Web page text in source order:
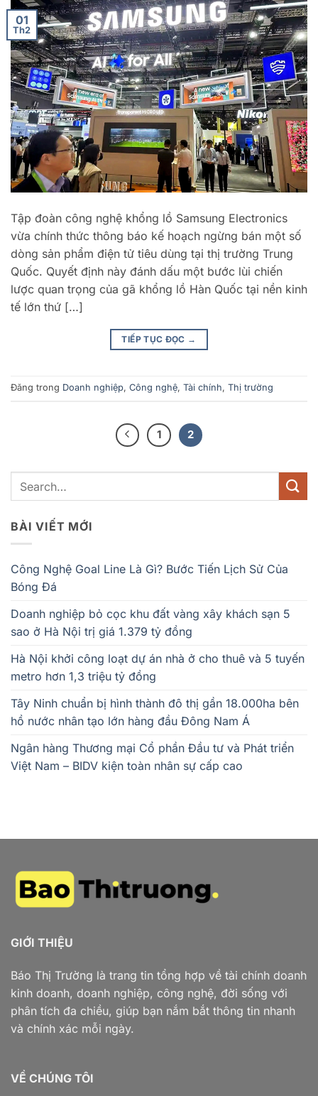
01
Th2
Tập đoàn công nghệ khổng lồ Samsung Electronics
vừa chính thức thông báo kế hoạch ngừng bán một số
dòng sản phẩm điện tử tiêu dùng tại thị trường Trung
Quốc. Quyết định này đánh dấu một bước lùi chiến
lược quan trọng của gã khổng lồ Hàn Quốc tại nền kinh
tế lớn thứ […]
TIẾP TỤC ĐỌC →
Đăng trong Doanh nghiệp, Công nghệ, Tài chính, Thị trường
1 2
BÀI VIẾT MỚI
Công Nghệ Goal Line Là Gì? Bước Tiến Lịch Sử Của
Bóng Đá
Doanh nghiệp bỏ cọc khu đất vàng xây khách sạn 5
sao ở Hà Nội trị giá 1.379 tỷ đồng
Hà Nội khởi công loạt dự án nhà ở cho thuê và 5 tuyến
metro hơn 1,3 triệu tỷ đồng
Tây Ninh chuẩn bị hình thành đô thị gần 18.000ha bên
hồ nước nhân tạo lớn hàng đầu Đông Nam Á
Ngân hàng Thương mại Cổ phần Đầu tư và Phát triển
Việt Nam – BIDV kiện toàn nhân sự cấp cao
GIỚI THIỆU
Báo Thị Trường là trang tin tổng hợp về tài chính doanh
kinh doanh, doanh nghiệp, công nghệ, đời sống với
phân tích đa chiều, giúp bạn nắm bắt thông tin nhanh
và chính xác mỗi ngày.
VỀ CHÚNG TÔI